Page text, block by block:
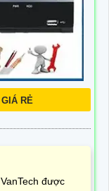
RẺ
được